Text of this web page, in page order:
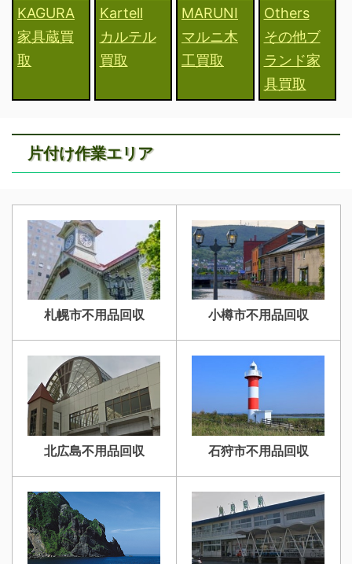
KAGURA
家具蔵買
取
Kartell
カルテル
買取
MARUNI
マルニ木
工買取
Others
その他ブ
ランド家
具買取
片付け作業エリア
札幌市不用品回収 小樽市不用品回収
北広島不用品回収 石狩市不用品回収